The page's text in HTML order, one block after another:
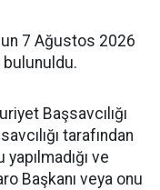
7 Ağustos 2026
bulunuldu.
Başsavcılığı
tarafından
ve
Başkanı veya onu